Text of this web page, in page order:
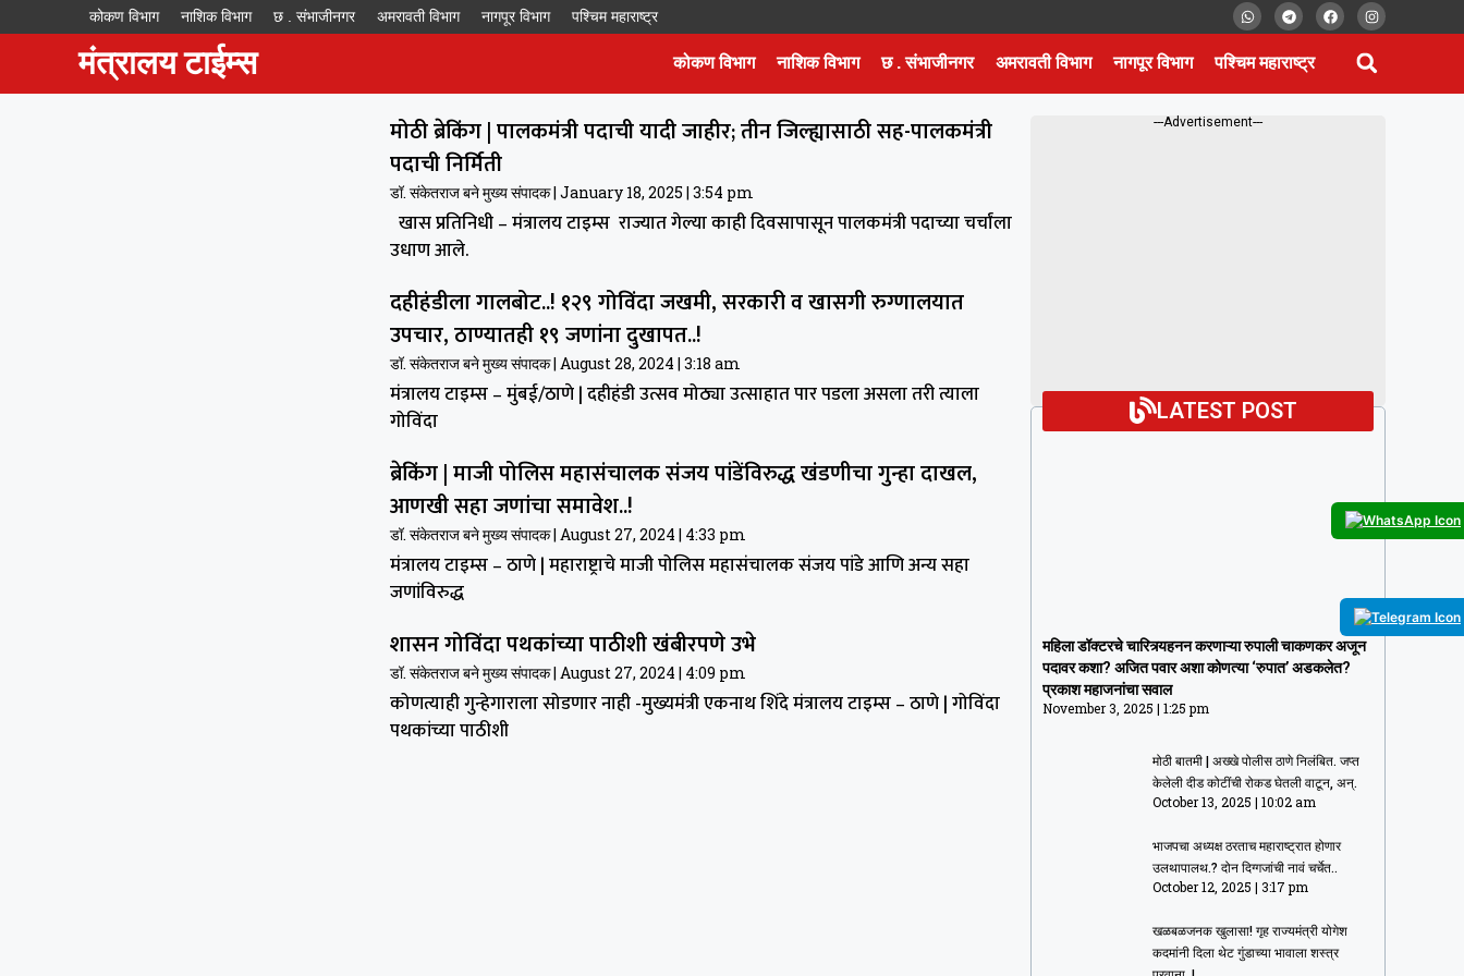
कोकण विभाग नाशिक विभाग छ . संभाजीनगर अमरावती विभाग नागपूर विभाग पश्चिम महाराष्ट्र
मंत्रालय टाईम्स कोकण विभाग नाशिक विभाग छ . संभाजीनगर अमरावती विभाग नागपूर विभाग पश्चिम महाराष्ट्र
मोठी ब्रेकिंग | पालकमंत्री पदाची यादी जाहीर; तीन जिल्ह्यासाठी सह-पालकमंत्री
पदाची निर्मिती
डॉ. संकेतराज बने मुख्य संपादक January 18, 2025 3:54 pm
खास प्रतिनिधी – मंत्रालय टाइम्स राज्यात गेल्या काही दिवसापासून पालकमंत्री पदाच्या चर्चांला
उधाण आले.
दहीहंडीला गालबोट..! १२९ गोविंदा जखमी, सरकारी व खासगी रुग्णालयात
उपचार, ठाण्यातही १९ जणांना दुखापत..!
डॉ. संकेतराज बने मुख्य संपादक August 28, 2024 3:18 am
मंत्रालय टाइम्स – मुंबई/ठाणे | दहीहंडी उत्सव मोठ्या उत्साहात पार पडला असला तरी त्याला
गोविंदा
ब्रेकिंग | माजी पोलिस महासंचालक संजय पांडेंविरुद्ध खंडणीचा गुन्हा दाखल,
आणखी सहा जणांचा समावेश..!
डॉ. संकेतराज बने मुख्य संपादक August 27, 2024 4:33 pm
मंत्रालय टाइम्स – ठाणे | महाराष्ट्राचे माजी पोलिस महासंचालक संजय पांडे आणि अन्य सहा
जणांविरुद्ध
शासन गोविंदा पथकांच्या पाठीशी खंबीरपणे उभे
डॉ. संकेतराज बने मुख्य संपादक August 27, 2024 4:09 pm
कोणत्याही गुन्हेगाराला सोडणार नाही -मुख्यमंत्री एकनाथ शिंदे मंत्रालय टाइम्स – ठाणे | गोविंदा
पथकांच्या पाठीशी
---Advertisement---
LATEST POST
महिला डॉक्टरचे चारित्र्यहनन करणाऱ्या रुपाली चाकणकर अजून
पदावर कशा? अजित पवार अशा कोणत्या ‘रुपात’ अडकलेत?
प्रकाश महाजनांचा सवाल
November 3, 2025
1:25 pm
महिला डॉक्टरचे चारित्र्यहनन करणाऱ्या रुपाली
चाकणकर अजून पदावर कशा? अजित पवार अशा
कोणत्या ‘रुपात’ अडकलेत? प्रकाश महाजनांचा
सवाल
November 3, 2025
मोठी बातमी | अख्खे पोलीस ठाणे निलंबित. जप्त
केलेली दीड कोटींची रोकड घेतली वाटून, अन्.
October 13, 2025 10:02 am
भाजपचा अध्यक्ष ठरताच महाराष्ट्रात होणार
उलथापालथ.? दोन दिग्गजांची नावं चर्चेत..
October 12, 2025 3:17 pm
खळबळजनक खुलासा! गृह राज्यमंत्री योगेश
कदमांनी दिला थेट गुंडाच्या भावाला शस्त्र